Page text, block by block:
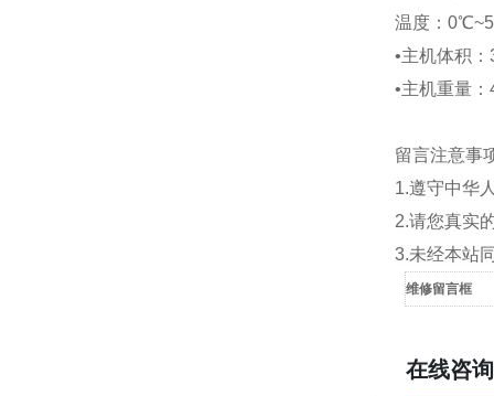
温度：
•主机体积
•主机重量：
留言注意事
1.遵守中华
2.请您真实
3.未经本站
维修留言框
在线咨询